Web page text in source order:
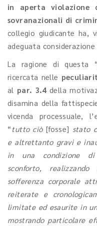
in aperta violazione
sovranazionali di
collegio giudicante ha,
adeguata
La ragione di questa
ricercata nelle
al par. 3.4della
disamina della
vicenda processuale,
“ tutto ciò [fosse] stato
e altrettanto gravi e
in una condizione di
sconforto,
sofferenza corporale
reiterate e
limitate ed esaurite in
mostrando particolare